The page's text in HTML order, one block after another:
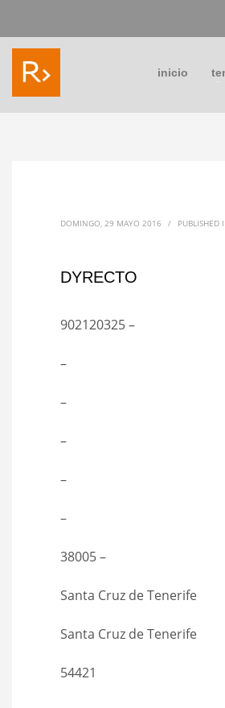
inicio
DOMINGO, 29 MAYO 2016 / PUBLISHED
DYRECTO
902120325 –
–
–
–
–
–
38005 –
Santa Cruz de Tenerife
Santa Cruz de Tenerife
54421